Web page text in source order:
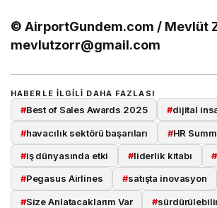
© AirportGundem.com / Mevlüt
mevlutzorr@gmail.com
HABERLE ILGILI DAHA FAZLASI
#Best of Sales Awards 2025 #dijital
#havacılık sektörü başarıları #HR
#iş dünyasında etki #liderlik kitabı #
#Pegasus Airlines #satışta inovasyon
#Size Anlatacaklarım Var #